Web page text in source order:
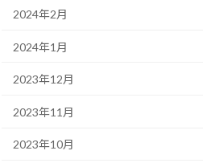
2024年2月
2024年1月
2023年12月
2023年11月
2023年10月